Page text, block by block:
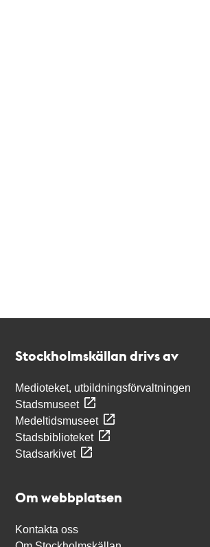
Stockholmskällan drivs av
Medioteket, utbildningsförvaltningen
Stadsmuseet
Medeltidsmuseet
Stadsbiblioteket
Stadsarkivet
Om webbplatsen
Kontakta oss